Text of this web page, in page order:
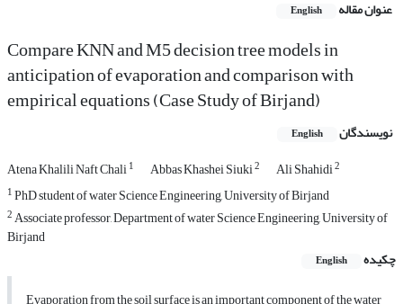
عنوان مقاله English
Compare KNN and M5 decision tree models in
anticipation of evaporation and comparison with
empirical equations (Case Study of Birjand)
نویسندگان English
Atena Khalili Naft Chali1 Abbas Khashei Siuki2 Ali Shahidi2
1PhD student of water Science Engineering, University of Birjand
2Associate professor, Department of water Science Engineering, University of
Birjand
چکیده
English